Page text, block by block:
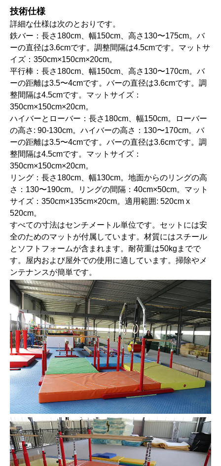
技術仕様
詳細な仕様は次のとおりです。
鉄バー：長さ180cm、幅150cm、高さ130〜175cm。バ
ーの直径は3.6cmです。調整間隔は4.5cmです。マットサ
イズ：350cm×150cm×20cm。
平行棒：長さ180cm、幅150cm、高さ130〜170cm。バ
ーの距離は3.5〜4cmです。バーの直径は3.6cmです。調
整間隔は4.5cmです。マットサイズ：
350cm×150cm×20cm。
ハイバーとローバー：長さ180cm、幅150cm。ローバー
の高さ: 90-130cm。ハイバーの高さ：130〜170cm。バ
ーの距離は3.5〜4cmです。バーの直径は3.6cmです。調
整間隔は4.5cmです。マットサイズ：
350cm×150cm×20cm。
リング：長さ180cm、幅130cm。地面からのリングの高
さ：130〜190cm。リングの間隔：40cm×50cm。マット
サイズ：350cm×135cm×20cm。適用範囲: 520cm x
520cm。
すべての寸法はセンチメートル単位です。セットには安
全のためのマットが付属しています。材質にはスチール
とソフトフォームが含まれます。耐荷重は50kgまでで
す。屋内および屋外での使用に適しています。掃除やメ
ンテナンスが簡単です。